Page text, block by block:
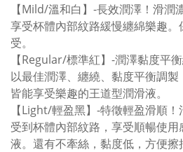
【Mild/溫和白】-長效潤澤！滑潤
享受杯體內部紋路緩慢纏綿樂趣
受。
【Regular/標準紅】-潤澤黏度平
以最佳潤澤、纏繞、黏度平衡調
皆能享受樂趣的王道型潤滑液。
【Light/輕盈黑】-特徵輕盈滑順
受到杯體內部紋路，享受順暢使
液。還有不牽絲，黏度低，方便擦